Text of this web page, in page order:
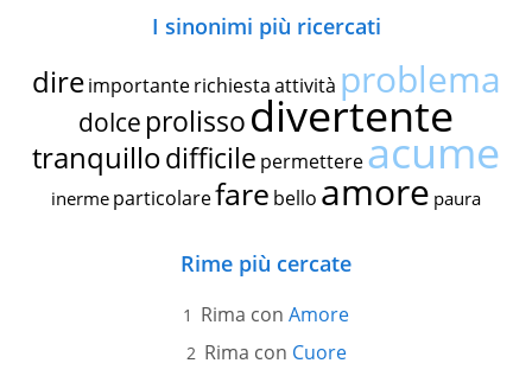
I sinonimi più ricercati
dire importante richiestaattività problema
dolce prolissodivertente
tranquillodifficile permettereacume
inerme particolarefare bello amore paura
Rime più cercate
Rima con Amore
Rima con Cuore